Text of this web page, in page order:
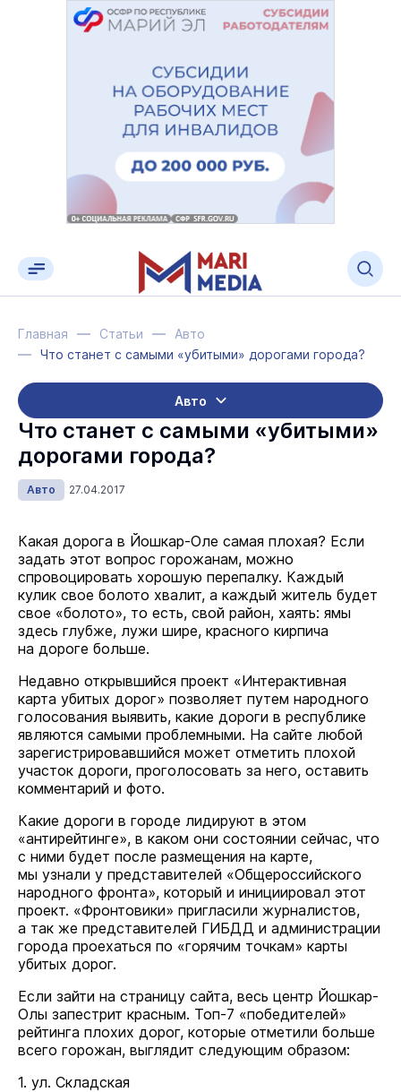
Главная Статьи
Авто
Что станет с самыми «убитыми» дорогами города?
Авто
Что станет с самыми «убитыми»
дорогами города?
Авто 27.04.2017
Какая дорога в Йошкар-Оле самая плохая? Если
задать этот вопрос горожанам, можно
спровоцировать хорошую перепалку. Каждый
кулик свое болото хвалит, а каждый житель будет
свое «болото», то есть, свой район, хаять: ямы
здесь глубже, лужи шире, красного кирпича
на дороге больше.
Недавно открывшийся проект «Интерактивная
карта убитых дорог» позволяет путем народного
голосования выявить, какие дороги в республике
являются самыми проблемными. На сайте любой
зарегистрировавшийся может отметить плохой
участок дороги, проголосовать за него, оставить
комментарий и фото.
Какие дороги в городе лидируют в этом
«антирейтинге», в каком они состоянии сейчас, что
с ними будет после размещения на карте,
мы узнали у представителей «Общероссийского
народного фронта», который и инициировал этот
проект. «Фронтовики» пригласили журналистов,
а так же представителей ГИБДД и администрации
города проехаться по «горячим точкам» карты
убитых дорог.
Если зайти на страницу сайта, весь центр Йошкар-
Олы запестрит красным. Топ-7 «победителей»
рейтинга плохих дорог, которые отметили больше
всего горожан, выглядит следующим образом:
1. ул. Складская